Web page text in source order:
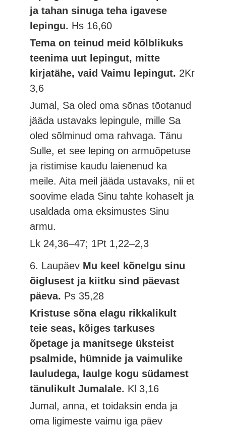
ja tahan sinuga teha igavese
lepingu. Hs 16,60
Tema on teinud meid kõlblikuks
teenima uut lepingut, mitte
kirjatähe, vaid Vaimu lepingut. 2Kr
3,6
Jumal, Sa oled oma sõnas tõotanud
jääda ustavaks lepingule, mille Sa
oled sõlminud oma rahvaga. Tänu
Sulle, et see leping on armuõpetuse
ja ristimise kaudu laienenud ka
meile. Aita meil jääda ustavaks, nii et
soovime elada Sinu tahte kohaselt ja
usaldada oma eksimustes Sinu
armu.
Lk 24,36–47; 1Pt 1,22–2,3
6. Laupäev Mu keel kõnelgu sinu
õiglusest ja kiitku sind päevast
päeva. Ps 35,28
Kristuse sõna elagu rikkalikult
teie seas, kõiges tarkuses
õpetage ja manitsege üksteist
psalmide, hümnide ja vaimulike
lauludega, laulge kogu südamest
tänulikult Jumalale. Kl 3,16
Jumal, anna, et toidaksin enda ja
oma ligimeste vaimu iga päev